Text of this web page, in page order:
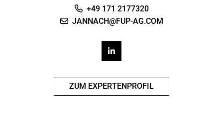
+49 171 2177320
JANNACH@FUP-AG.COM
ZUM EXPERTENPROFIL